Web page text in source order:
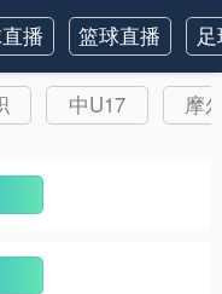
播 篮球直播
中U17 摩